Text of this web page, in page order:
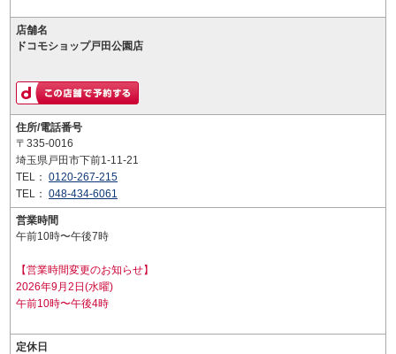
店舗名
ドコモショップ戸田公園店
住所/電話番号
〒335-0016
埼玉県戸田市下前1-11-21
TEL： 0120-267-215
TEL： 048-434-6061
営業時間
午前10時〜午後7時
【営業時間変更のお知らせ】
2026年9月2日(水曜)
午前10時〜午後4時
定休日